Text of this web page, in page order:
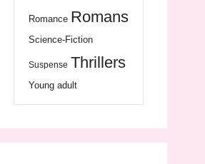
Romance Romans
Science-Fiction
Suspense Thrillers
Young adult